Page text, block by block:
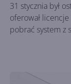
31 stycznia był
oferował
pobrać system z